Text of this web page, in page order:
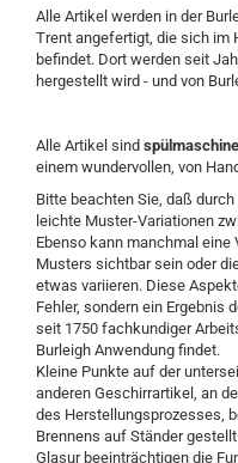
Alle Artikel werden in der
Trent angefertigt, die sich im
befindet. Dort werden seit
hergestellt wird - und von
Alle Artikel sind s
einem wundervollen, von
Bitte beachten Sie, daß
leichte Muster-Variationen
Ebenso kann manchmal
Musters sichtbar sein oder
etwas variieren. Diese
Fehler, sondern ein Ergebnis
seit 1750 fachkundiger
Burleigh Anwendung findet.
Kleine Punkte auf der
anderen Geschirrartikel, an
des Herstellungsprozesses,
Brennens auf Ständer
Glasur beeinträchtigen die